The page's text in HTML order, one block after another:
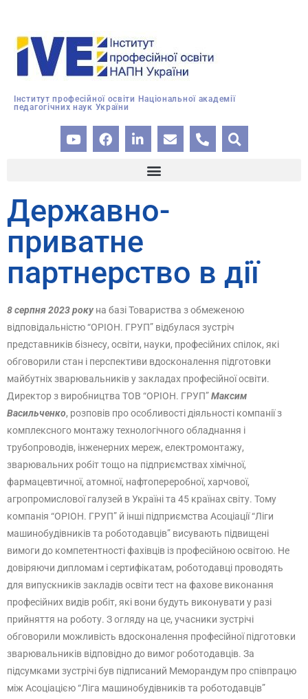
Інститут професійної освіти Національної академії
педагогічних наук України
Державно-
приватне
партнерство в дії
8 серпня 2023 рокуна базі Товариства з обмеженою
відповідальністю “ОРІОН. ГРУП” відбулася зустріч
представників бізнесу, освіти, науки, професійних спілок, які
обговорили стан і перспективи вдосконалення підготовки
майбутніх зварювальників у закладах професійної освіти.
Директор з виробництва ТОВ “ОРІОН. ГРУП”Максим
Васильченко, розповів про особливості діяльності компанії з
комплексного монтажу технологічного обладнання і
трубопроводів, інженерних мереж, електромонтажу,
зварювальних робіт тощо на підприємствах хімічної,
фармацевтичної, атомної, нафтопереробної, харчової,
агропромислової галузей в Україні та 45 країнах світу. Тому
компанія “ОРІОН. ГРУП” й інші підприємства Асоціації “Ліги
машинобудівників та роботодавців” висувають підвищені
вимоги до компетентності фахівців із професійною освітою. Не
довіряючи дипломам і сертифікатам, роботодавці проводять
для випускників закладів освіти тест на фахове виконання
професійних видів робіт, які вони будуть виконувати у разі
прийняття на роботу. З огляду на це, учасники зустрічі
обговорили можливість вдосконалення професійної підготовки
зварювальників відповідно до вимог роботодавців. За
підсумками зустрічі був підписаний Меморандум про співпрацю
між Асоціацією “Ліга машинобудівників та роботодавців”